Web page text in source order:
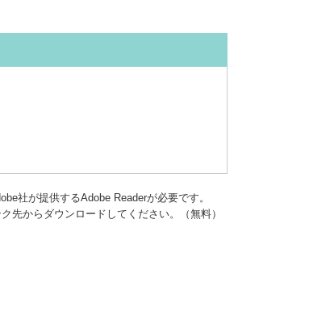
社が提供するAdobe Readerが必要です。
先からダウンロードしてください。（無料）